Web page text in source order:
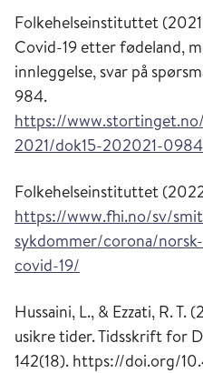
Folkehelseinstituttet
Covid-19 etter fødeland,
innleggelse, svar på
984.
https://
2021/dok15-202021-
Folkehelseinstituttet
https://www.fhi.no/sv/
sykdommer/corona/
covid-19/
Hussaini, L., & Ezzati, R. T.
usikre tider.Tidsskrift for
142(18). https://doi.org/